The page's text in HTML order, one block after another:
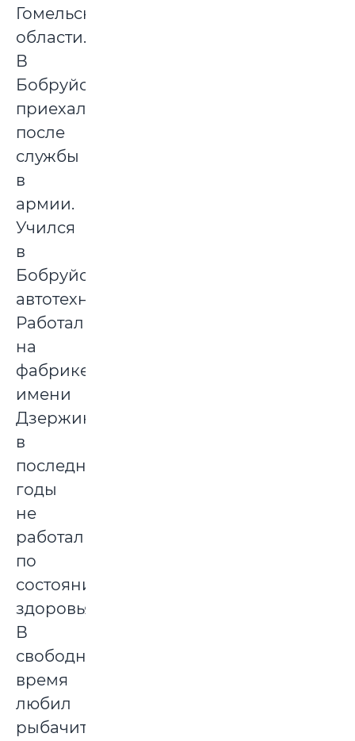
Гомельской
области.
В
Бобруйск
приехал
после
службы
в
армии.
Учился
в
Бобруйском
автотехникуме.
Работал
на
фабрике
имени
Дзержинского,
в
последние
годы
не
работал
по
состоянию
здоровья.
В
свободное
время
любил
рыбачить,